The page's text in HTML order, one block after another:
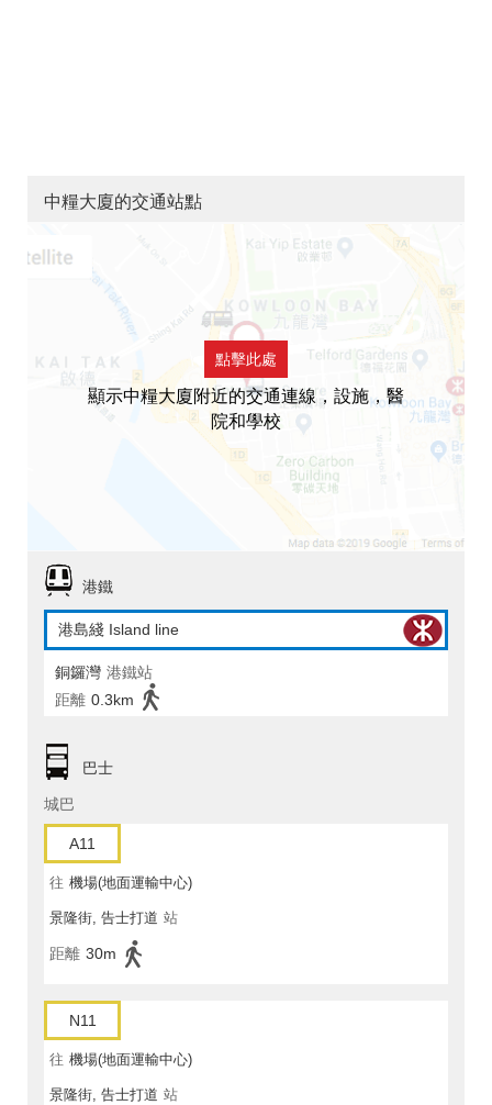
中糧大廈的交通站點
點擊此處
顯示中糧大廈附近的交通連線，設施，醫
院和學校
港鐵
港島綫 Island line
銅鑼灣 港鐵站
距離 0.3km
巴士
城巴
A11
往 機場(地面運輸中心)
景隆街, 告士打道 站
距離 30m
N11
往 機場(地面運輸中心)
景隆街, 告士打道 站